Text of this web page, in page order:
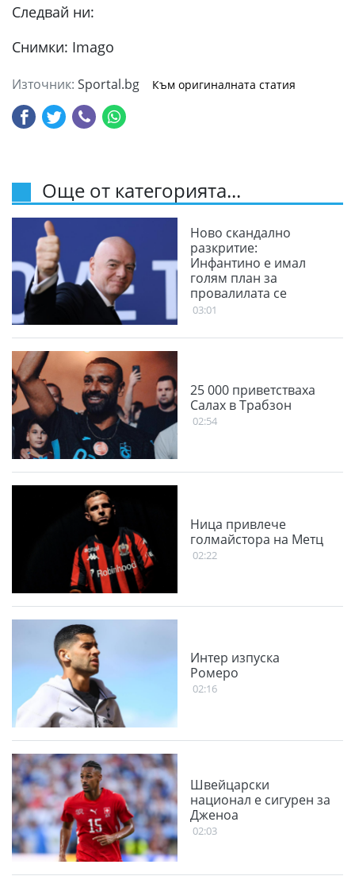
Следвай ни:
Снимки: Imago
Източник: Sportal.bg Към оригиналната статия
Още от категорията...
Ново скандално
разкритие:
Инфантино е имал
голям план за
провалилата се
Суперлига
03:01
25 000 приветстваха
Салах в Трабзон
02:54
Ница привлече
голмайстора на Метц
02:22
Интер изпуска
Ромеро
02:16
Швейцарски
национал е сигурен за
Дженоа
02:03